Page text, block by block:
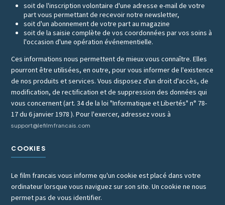
soit de l'inscription volontaire d'une adresse e-mail de votre
part vous permettant de recevoir notre newsletter,
soit d'un abonnement de votre part au magazine
soit de la saisie complète de vos coordonnées par vos soins à
l'occasion d'une opération événementielle.
Ces informations nous permettent de mieux vous connaître. Elles
pourront être utilisées, en outre, pour vous informer de l'existence
de nos produits et services. Vous disposez d'un droit d'accès, de
modification, de rectification et de suppression des données qui
vous concernent (art. 34 de la loi "Informatique et Libertés" n° 78-
17 du 6 janvier 1978 ). Pour l'exercer, adressez vous à
support@lefilmfrancais.com
COOKIES
Le film francais vous informe qu'un cookie est placé dans votre
ordinateur lorsque vous naviguez sur son site. Un cookie ne nous
permet pas de vous identifier.